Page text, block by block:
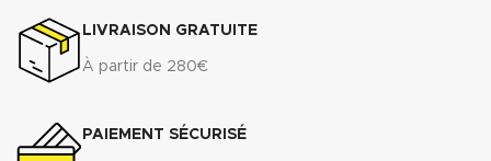
LIVRAISON GRATUITE
À partir de 280€
PAIEMENT SÉCURISÉ